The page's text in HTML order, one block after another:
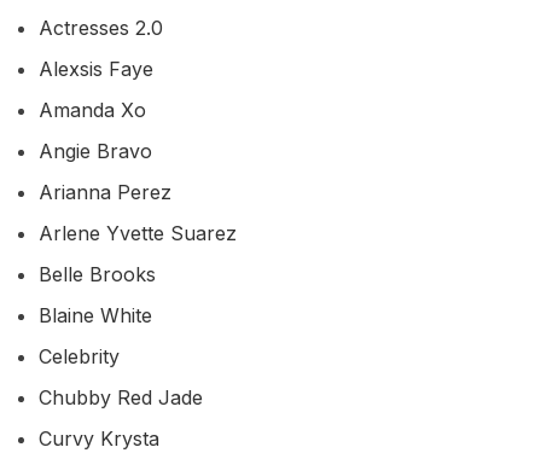
Actresses 2.0
Alexsis Faye
Amanda Xo
Angie Bravo
Arianna Perez
Arlene Yvette Suarez
Belle Brooks
Blaine White
Celebrity
Chubby Red Jade
Curvy Krysta